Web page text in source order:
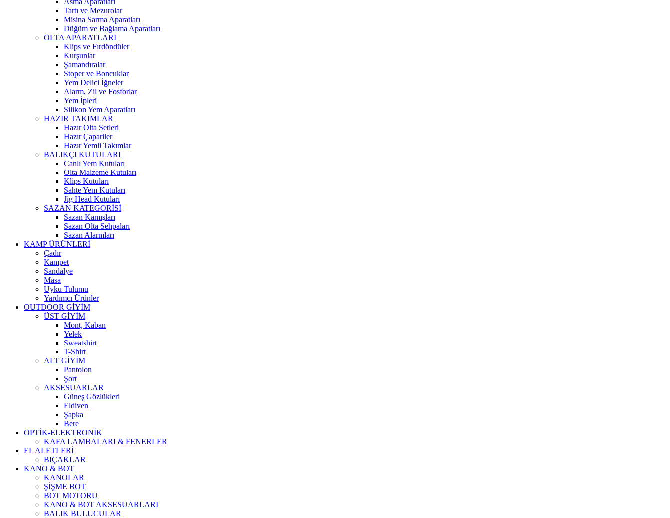
Asma Aparatları
Tartı ve Mezurolar
Misina Sarma Aparatları
Düğüm ve Bağlama Aparatları
OLTA APARATLARI
Klips ve Fırdöndüler
Kurşunlar
Şamandıralar
Stoper ve Boncuklar
Yem Delici İğneler
Alarm, Zil ve Fosforlar
Yem İpleri
Silikon Yem Aparatları
HAZIR TAKIMLAR
Hazır Olta Setleri
Hazır Çapariler
Hazır Yemli Takımlar
BALIKÇI KUTULARI
Canlı Yem Kutuları
Olta Malzeme Kutuları
Klips Kutuları
Sahte Yem Kutuları
Jig Head Kutuları
SAZAN KATEGORİSİ
Sazan Kamışları
Sazan Olta Sehpaları
Sazan Alarmları
KAMP ÜRÜNLERİ
Çadır
Kampet
Sandalye
Masa
Uyku Tulumu
Yardımcı Ürünler
OUTDOOR GİYİM
ÜST GİYİM
Mont, Kaban
Yelek
Sweatshirt
T-Shirt
ALT GİYİM
Pantolon
Şort
AKSESUARLAR
Güneş Gözlükleri
Eldiven
Şapka
Bere
OPTİK-ELEKTRONİK
KAFA LAMBALARI & FENERLER
EL ALETLERİ
BIÇAKLAR
KANO & BOT
KANOLAR
ŞİŞME BOT
BOT MOTORU
KANO & BOT AKSESUARLARI
BALIK BULUCULAR